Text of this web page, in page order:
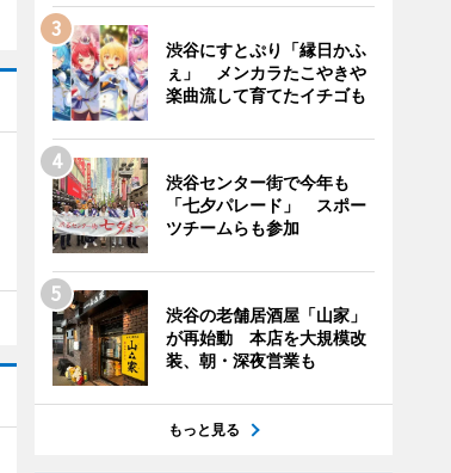
渋谷にすとぷり「縁日かふ
ぇ」 メンカラたこやきや
楽曲流して育てたイチゴも
渋谷センター街で今年も
「七夕パレード」 スポー
ツチームらも参加
渋谷の老舗居酒屋「山家」
が再始動 本店を大規模改
装、朝・深夜営業も
もっと見る